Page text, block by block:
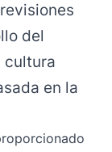
del
cultura
en la